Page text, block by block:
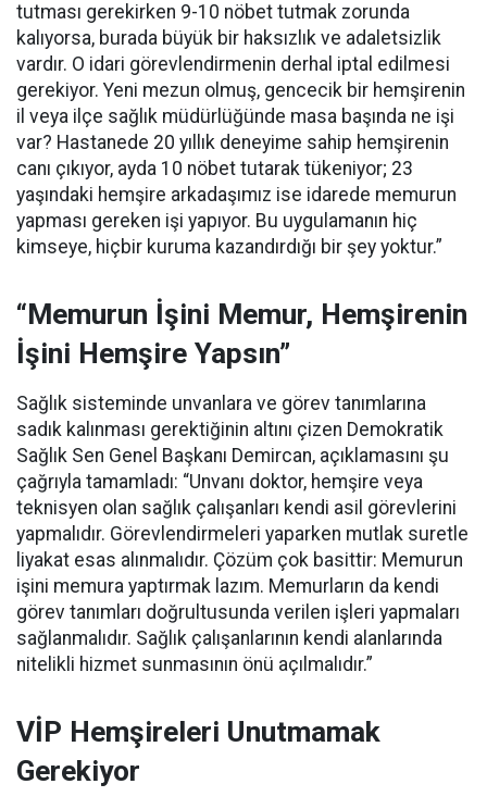
tutması gerekirken 9-10 nöbet tutmak zorunda
kalıyorsa, burada büyük bir haksızlık ve adaletsizlik
vardır. O idari görevlendirmenin derhal iptal edilmesi
gerekiyor. Yeni mezun olmuş, gencecik bir hemşirenin
il veya ilçe sağlık müdürlüğünde masa başında ne işi
var? Hastanede 20 yıllık deneyime sahip hemşirenin
canı çıkıyor, ayda 10 nöbet tutarak tükeniyor; 23
yaşındaki hemşire arkadaşımız ise idarede memurun
yapması gereken işi yapıyor. Bu uygulamanın hiç
kimseye, hiçbir kuruma kazandırdığı bir şey yoktur.”
“Memurun İşini Memur, Hemşirenin
İşini Hemşire Yapsın”
Sağlık sisteminde unvanlara ve görev tanımlarına
sadık kalınması gerektiğinin altını çizen Demokratik
Sağlık Sen Genel Başkanı Demircan, açıklamasını şu
çağrıyla tamamladı: “Unvanı doktor, hemşire veya
teknisyen olan sağlık çalışanları kendi asil görevlerini
yapmalıdır. Görevlendirmeleri yaparken mutlak suretle
liyakat esas alınmalıdır. Çözüm çok basittir: Memurun
işini memura yaptırmak lazım. Memurların da kendi
görev tanımları doğrultusunda verilen işleri yapmaları
sağlanmalıdır. Sağlık çalışanlarının kendi alanlarında
nitelikli hizmet sunmasının önü açılmalıdır.”
VİP Hemşireleri Unutmamak
Gerekiyor